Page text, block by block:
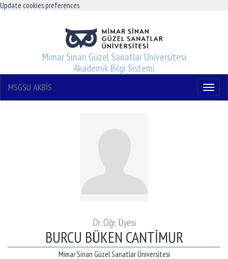
Update cookies preferences
Mimar Sinan Güzel Sanatlar Üniversitesi
Akademik Bilgi Sistemi
Menu
MSGSU AKBİS
Dr. Öğr. Üyesi
BURCU BÜKEN CANTİMUR
Mimar Sinan Güzel Sanatlar Üniversitesi